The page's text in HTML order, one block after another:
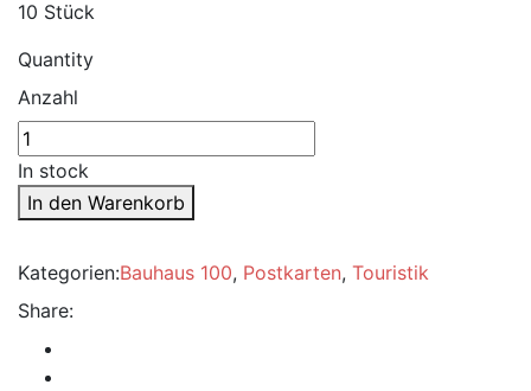
10 Stück
Quantity
Anzahl
In stock
In den Warenkorb
Kategorien:Bauhaus 100, Postkarten, Touristik
Share: